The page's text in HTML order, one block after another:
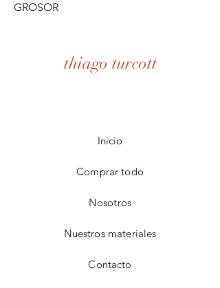
GROSOR
thiago turcott
Inicio
Comprar todo
Nosotros
Nuestros materiales
Contacto